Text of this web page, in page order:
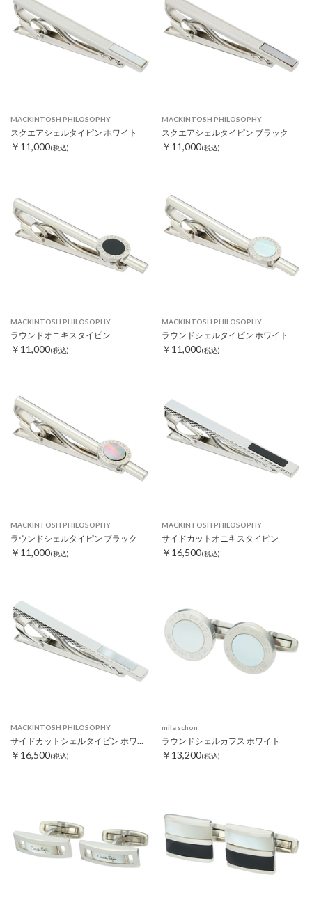
MACKINTOSH PHILOSOPHY
スクエアシェルタイピン ホワイト
￥11,000(税込)
MACKINTOSH PHILOSOPHY
スクエアシェルタイピン ブラック
￥11,000(税込)
MACKINTOSH PHILOSOPHY
ラウンドオニキスタイピン
￥11,000(税込)
MACKINTOSH PHILOSOPHY
ラウンドシェルタイピン ホワイト
￥11,000(税込)
MACKINTOSH PHILOSOPHY
ラウンドシェルタイピン ブラック
￥11,000(税込)
MACKINTOSH PHILOSOPHY
サイドカットオニキスタイピン
￥16,500(税込)
MACKINTOSH PHILOSOPHY
サイドカットシェルタイピン ホワイト
￥16,500(税込)
mila schon
ラウンドシェルカフス ホワイト
￥13,200(税込)